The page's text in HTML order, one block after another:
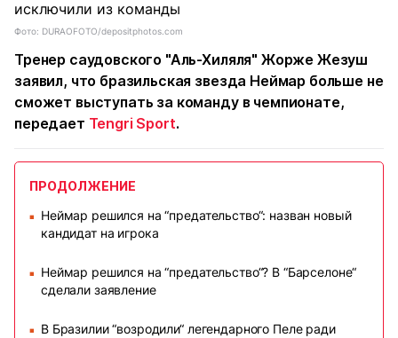
Фото: DURAOFOTO/depositphotos.com
Тренер саудовского "Аль-Хиляля" Жорже Жезуш
заявил, что бразильская звезда Неймар больше не
сможет выступать за команду в чемпионате,
передает Tengri Sport.
ПРОДОЛЖЕНИЕ
■
Неймар решился на “предательство“: назван новый
кандидат на игрока
■
Неймар решился на “предательство“? В “Барселоне“
сделали заявление
■
В Бразилии “возродили“ легендарного Пеле ради